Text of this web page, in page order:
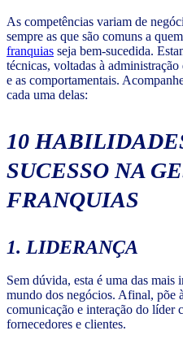
As competências variam de
sempre as que são comuns a
franquias seja bem-sucedida.
técnicas, voltadas à
e as comportamentais.
cada uma delas:
10
SUCESSO NA
FRANQUIAS
1. LIDERANÇA
Sem dúvida, esta é uma das mais
mundo dos negócios. Afinal, põe
comunicação e interação do líder
fornecedores e clientes.